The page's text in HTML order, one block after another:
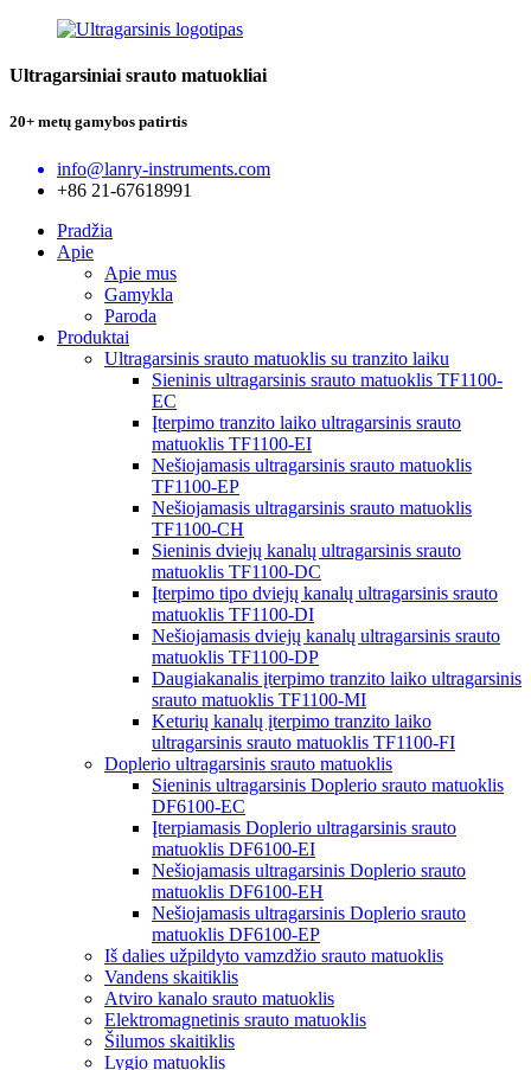
Ultragarsiniai srauto matuokliai
20+ metų gamybos patirtis
info@lanry-instruments.com
+86 21-67618991
Pradžia
Apie
Apie mus
Gamykla
Paroda
Produktai
Ultragarsinis srauto matuoklis su tranzito laiku
Sieninis ultragarsinis srauto matuoklis TF1100-
EC
Įterpimo tranzito laiko ultragarsinis srauto
matuoklis TF1100-EI
Nešiojamasis ultragarsinis srauto matuoklis
TF1100-EP
Nešiojamasis ultragarsinis srauto matuoklis
TF1100-CH
Sieninis dviejų kanalų ultragarsinis srauto
matuoklis TF1100-DC
Įterpimo tipo dviejų kanalų ultragarsinis srauto
matuoklis TF1100-DI
Nešiojamasis dviejų kanalų ultragarsinis srauto
matuoklis TF1100-DP
Daugiakanalis įterpimo tranzito laiko ultragarsinis
srauto matuoklis TF1100-MI
Keturių kanalų įterpimo tranzito laiko
ultragarsinis srauto matuoklis TF1100-FI
Doplerio ultragarsinis srauto matuoklis
Sieninis ultragarsinis Doplerio srauto matuoklis
DF6100-EC
Įterpiamasis Doplerio ultragarsinis srauto
matuoklis DF6100-EI
Nešiojamasis ultragarsinis Doplerio srauto
matuoklis DF6100-EH
Nešiojamasis ultragarsinis Doplerio srauto
matuoklis DF6100-EP
Iš dalies užpildyto vamzdžio srauto matuoklis
Vandens skaitiklis
Atviro kanalo srauto matuoklis
Elektromagnetinis srauto matuoklis
Šilumos skaitiklis
Lygio matuoklis